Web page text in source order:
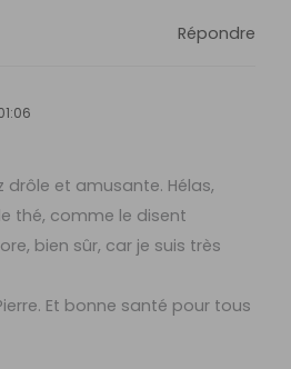
Répondre
et amusante. Hélas,
thé, comme le disent
bien sûr, car je suis très
Et bonne santé pour tous